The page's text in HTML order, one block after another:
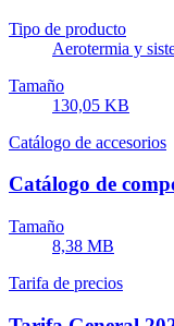
Tipo de producto
Aerotermia y
Tamaño
130,05 KB
Catálogo de accesorios
Catálogo de
Tamaño
8,38 MB
Tarifa de precios